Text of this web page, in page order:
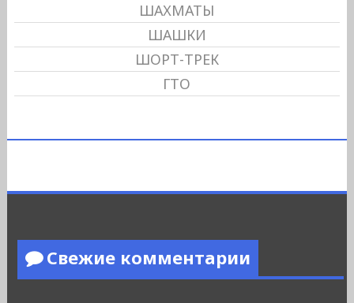
ШАХМАТЫ
ШАШКИ
ШОРТ-ТРЕК
ГТО
Свежие комментарии